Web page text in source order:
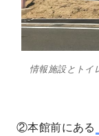
情報施設とトイ
②本館前にある